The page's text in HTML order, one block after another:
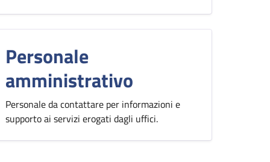
Personale
amministrativo
Personale da contattare per informazioni e
supporto ai servizi erogati dagli uffici.